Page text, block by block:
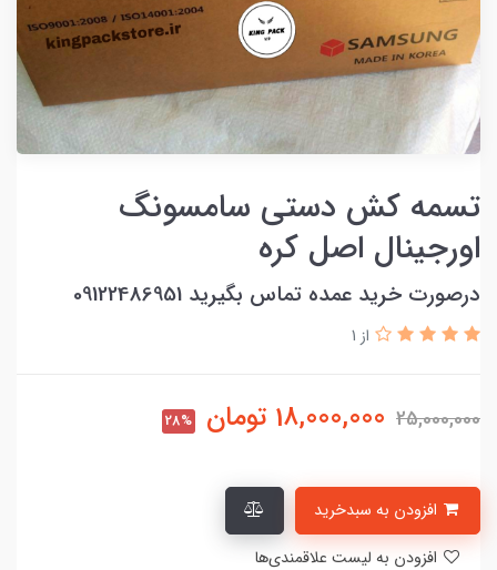
تسمه کش دستی سامسونگ
اورجینال اصل کره
درصورت خرید عمده تماس بگیرید 09122486951
از 1
25,000,000
18,000,000 تومان 28%